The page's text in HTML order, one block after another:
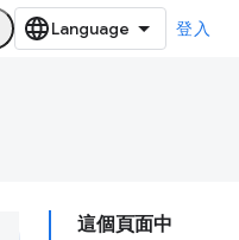
登入
這個頁面中